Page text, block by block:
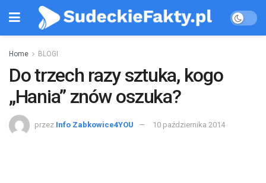
Home BLOGI
Do trzech razy sztuka, kogo
„Hania” znów oszuka?
przez Info Zabkowice4YOU 10 października 2014